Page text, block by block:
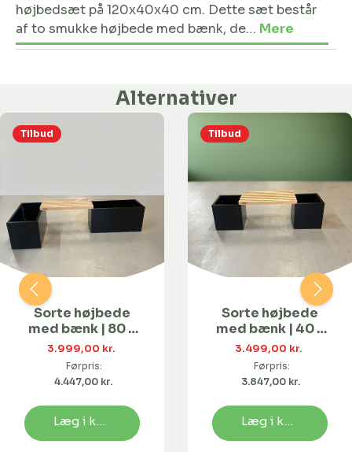
højbedsæt på 120x40x40 cm. Dette sæt består
af to smukke højbede med bænk, de… Mere
Alternativer
Tilbud
Sorte højbede
med bænk | 80 x
40 x 40 cm
3.999,00 kr.
Førpris:
4.447,00 kr.
Læg i kurv
Tilbud
Sorte højbede
med bænk | 40 x
40 x 40
3.499,00 kr.
Førpris:
3.847,00 kr.
Læg i kurv